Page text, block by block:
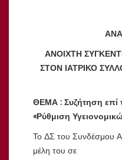
ΑΝΟΙΧΤΗ ΣΥΓΚΕΝΤ
ΣΤΟΝ ΙΑΤΡΙΚΟ
ΘΕΜΑ : Συζήτηση επί
«Ρύθμιση
Το ΔΣ του Συνδέσμου
μέλη του σε